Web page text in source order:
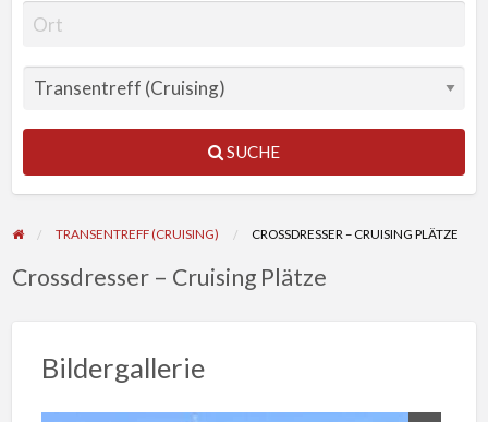
SUCHE
TRANSENTREFF (CRUISING) CROSSDRESSER – CRUISING PLÄTZE
Crossdresser – Cruising Plätze
Bildergallerie